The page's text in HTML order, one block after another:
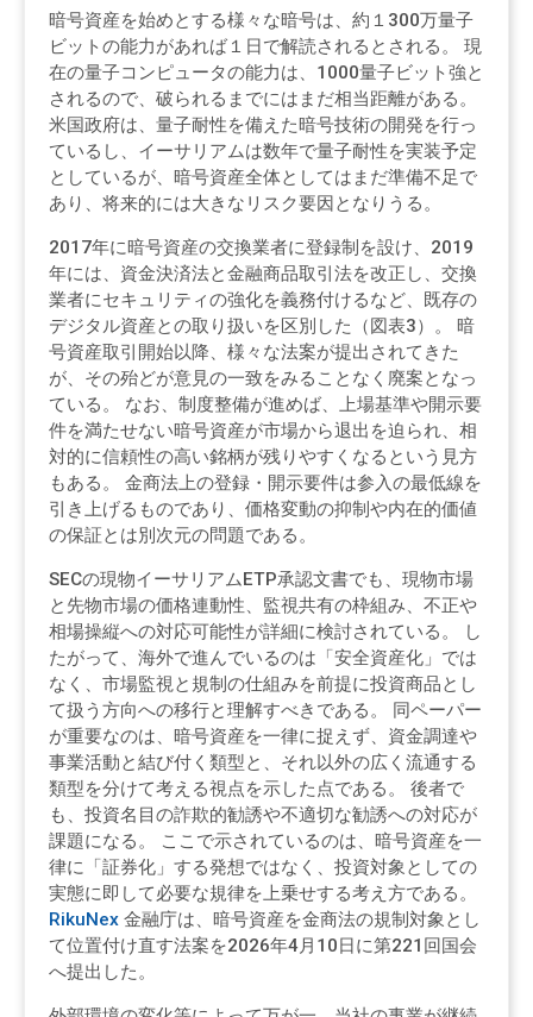
暗号資産を始めとする様々な暗号は、約１300万量子
ビットの能力があれば１日で解読されるとされる。 現
在の量子コンピュータの能力は、1000量子ビット強と
されるので、破られるまでにはまだ相当距離がある。
米国政府は、量子耐性を備えた暗号技術の開発を行っ
ているし、イーサリアムは数年で量子耐性を実装予定
としているが、暗号資産全体としてはまだ準備不足で
あり、将来的には大きなリスク要因となりうる。
2017年に暗号資産の交換業者に登録制を設け、2019
年には、資金決済法と金融商品取引法を改正し、交換
業者にセキュリティの強化を義務付けるなど、既存の
デジタル資産との取り扱いを区別した（図表3）。 暗
号資産取引開始以降、様々な法案が提出されてきた
が、その殆どが意見の一致をみることなく廃案となっ
ている。 なお、制度整備が進めば、上場基準や開示要
件を満たせない暗号資産が市場から退出を迫られ、相
対的に信頼性の高い銘柄が残りやすくなるという見方
もある。 金商法上の登録・開示要件は参入の最低線を
引き上げるものであり、価格変動の抑制や内在的価値
の保証とは別次元の問題である。
SECの現物イーサリアムETP承認文書でも、現物市場
と先物市場の価格連動性、監視共有の枠組み、不正や
相場操縦への対応可能性が詳細に検討されている。 し
たがって、海外で進んでいるのは「安全資産化」では
なく、市場監視と規制の仕組みを前提に投資商品とし
て扱う方向への移行と理解すべきである。 同ペーパー
が重要なのは、暗号資産を一律に捉えず、資金調達や
事業活動と結び付く類型と、それ以外の広く流通する
類型を分けて考える視点を示した点である。 後者で
も、投資名目の詐欺的勧誘や不適切な勧誘への対応が
課題になる。 ここで示されているのは、暗号資産を一
律に「証券化」する発想ではなく、投資対象としての
実態に即して必要な規律を上乗せする考え方である。
RikuNex 金融庁は、暗号資産を金商法の規制対象とし
て位置付け直す法案を2026年4月10日に第221回国会
へ提出した。